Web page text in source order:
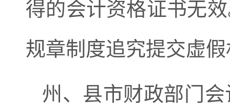
得的会计资格证书无
规章制度追究提交虚
州、县市财政部门